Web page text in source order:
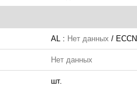
AL : Нет данных /
Нет данных
шт.